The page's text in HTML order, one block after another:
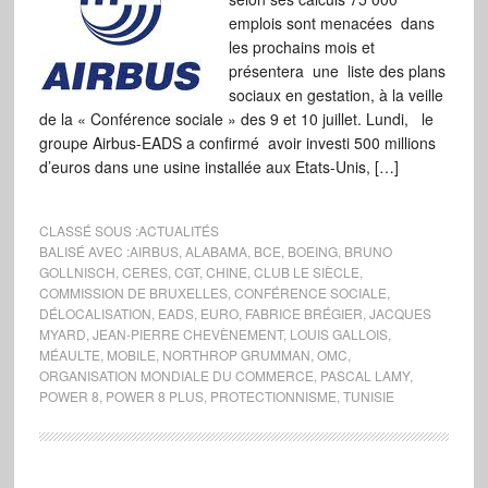
emplois sont menacées dans
les prochains mois et
présentera une liste des plans
sociaux en gestation, à la veille
de la « Conférence sociale » des 9 et 10 juillet. Lundi, le
groupe Airbus-EADS a confirmé avoir investi 500 millions
d’euros dans une usine installée aux Etats-Unis, […]
CLASSÉ SOUS :ACTUALITÉS
BALISÉ AVEC :AIRBUS, ALABAMA, BCE BOEING, BRUNO
GOLLNISCH CERES, CGT, CHINE CLUB LE SIÈCLE
COMMISSION DE BRUXELLES, CONFÉRENCE SOCIALE
DÉLOCALISATION EADS, EURO, FABRICE BRÉGIER JACQUES
MYARD JEAN-PIERRE CHEVÈNEMENT, LOUIS GALLOIS,
MÉAULTE MOBILE NORTHROP GRUMMAN OMC
ORGANISATION MONDIALE DU COMMERCE PASCAL LAMY,
POWER 8 POWER 8 PLUS, PROTECTIONNISME TUNISIE